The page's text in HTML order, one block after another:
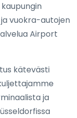
ja vuokra-autojen
Airport
kätevästi
ja